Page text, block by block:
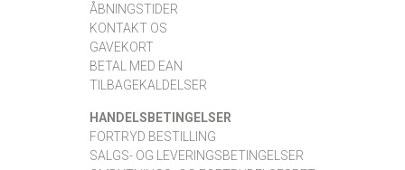
ÅBNINGSTIDER
KONTAKT OS
GAVEKORT
BETAL MED EAN
TILBAGEKALDELSER
HANDELSBETINGELSER
FORTRYD BESTILLING
SALGS- OG LEVERINGSBETINGELSER